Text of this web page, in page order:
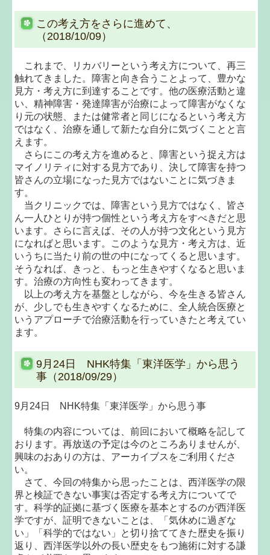
この考え方をさらに進めて、
（2018/10/09）
これまで、リカバリーという考え方について、再三
触れてきました。障害と向き合うことよって、豊かな
見方・考え方に到達することです。他の医療活動と違
い、精神障害・発達障害が治療によって障害がなくな
り元の状態、または健常者と同じになるという考え方
ではなく、治療を通して新たな自分に気づくことと言
えます。
さらにこの考え方を進めると、障害という捉え方は
マイノリティに対する見方であり、決して障害を持つ
皆さんの立場になった見方ではないことに気づきま
す。
当クリニックでは、障害という見方ではなく、皆さ
ん一人ひとりが持つ個性という考え方をすべきだと思
います。さらに言えば、その人が持つ文化という見方
になればと思います。このような見方・考え方は、近
いうちに当たり前の世の中になってくると思います。
そうなれば、きっと、もっと生きやすくなると思いま
す。治療の方向性も変わってきます。
以上の考え方を基盤としながら、今を生きる皆さん
が、少しでも生きやすくなるために、全人統合医療と
いうアプローチで治療活動を行っていきたと考えてい
ます。
9月24日 NHK特集「東洋医学」から思う
事（2018/09/29）
9月24日 NHK特集「東洋医学」から思う事
特集の内容については、前回において概略を記して
おります。再放送の予定は今のところありませんが、
興味のおありの方は、アーカイブスをご利用くださ
い。
さて、今回の特集から思ったことは、西洋医学の限
界と検証できない事実は否定する考え方についてで
す。科学的証拠に基づく医療を基本とするのが西洋医
学ですが、証明できないことは、「気休めに過ぎな
い」「科学的ではない」と切り捨ててきた歴史を振り
返り、西洋医学以外の長い歴史をもつ施術に対する謙